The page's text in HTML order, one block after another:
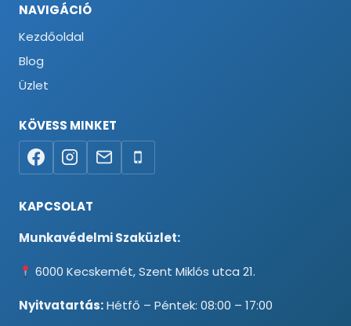
NAVIGÁCIÓ
Kezdőoldal
Blog
Üzlet
KÖVESS MINKET
KAPCSOLAT
Munkavédelmi Szaküzlet:
6000 Kecskemét, Szent Miklós utca 21.
Nyitvatartás:Hétfő – Péntek: 08:00 – 17:00